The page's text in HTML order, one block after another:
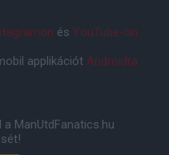
és YouTube-on
applikációt Androidra
ManUtdFanatics.hu